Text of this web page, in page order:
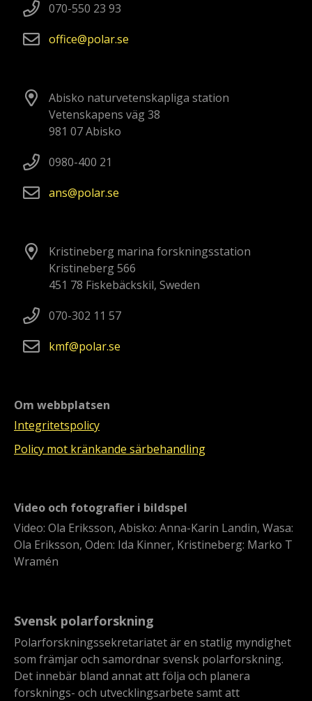
070-550 23 93
office
polarse
Abisko naturvetenskapliga station
Vetenskapens väg 38
981 07 Abisko
0980-400 21
ans
polarse
Kristineberg marina forskningsstation
Kristineberg 566
451 78 Fiskebäckskil, Sweden
070-302 11 57
kmf
polarse
Om webbplatsen
Integritetspolicy
Policy mot kränkande särbehandling
Video och fotografier i bildspel
Video: Ola Eriksson, Abisko: Anna-Karin Landin, Wasa:
Ola Eriksson, Oden: Ida Kinner, Kristineberg: Marko T
Wramén
Svensk polarforskning
Polarforskningssekretariatet är en statlig myndighet
som främjar och samordnar svensk polarforskning.
Det innebär bland annat att följa och planera
forsknings- och utvecklingsarbete samt att